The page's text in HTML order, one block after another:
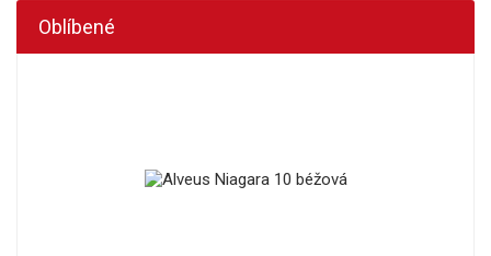
Oblíbené